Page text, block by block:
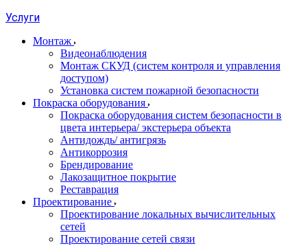
Услуги
Монтаж
Видеонаблюдения
Монтаж СКУД (систем контроля и управления
доступом)
Установка систем пожарной безопасности
Покраска оборудования
Покраска оборудования систем безопасности в
цвета интерьера/ экстерьера объекта
Антидождь/ антигрязь
Антикоррозия
Брендирование
Лакозащитное покрытие
Реставрация
Проектирование
Проектирование локальных вычислительных
сетей
Проектирование сетей связи